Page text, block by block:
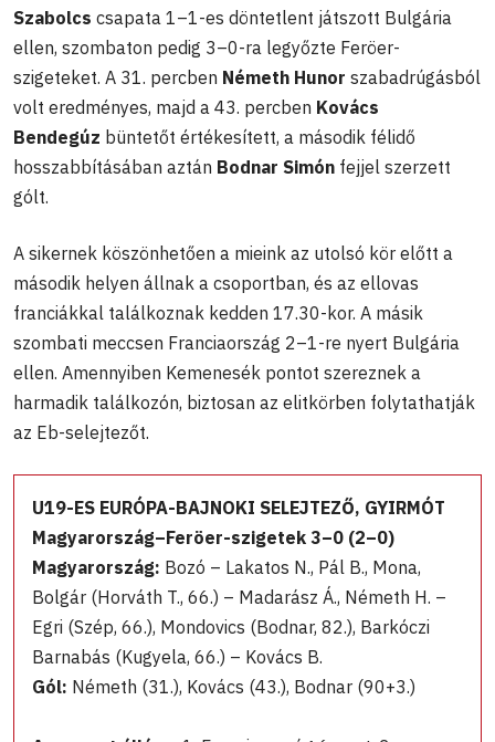
Szabolcs csapata 1–1-es döntetlent játszott Bulgária
ellen, szombaton pedig 3–0-ra legyőzte Feröer-
szigeteket. A 31. percben Németh Hunor szabadrúgásból
volt eredményes, majd a 43. percben Kovács
Bendegúz büntetőt értékesített, a második félidő
hosszabbításában aztán Bodnar Simón fejjel szerzett
gólt.
A sikernek köszönhetően a mieink az utolsó kör előtt a
második helyen állnak a csoportban, és az ellovas
franciákkal találkoznak kedden 17.30-kor. A másik
szombati meccsen Franciaország 2–1-re nyert Bulgária
ellen. Amennyiben Kemenesék pontot szereznek a
harmadik találkozón, biztosan az elitkörben folytathatják
az Eb-selejtezőt.
U19-ES EURÓPA-BAJNOKI SELEJTEZŐ, GYIRMÓT
Magyarország–Feröer-szigetek 3–0 (2–0)
Magyarország: Bozó – Lakatos N., Pál B., Mona,
Bolgár (Horváth T., 66.) – Madarász Á., Németh H. –
Egri (Szép, 66.), Mondovics (Bodnar, 82.), Barkóczi
Barnabás (Kugyela, 66.) – Kovács B.
Gól: Németh (31.), Kovács (43.), Bodnar (90+3.)